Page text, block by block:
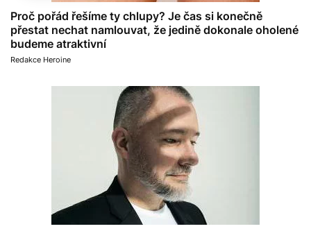
Proč pořád řešíme ty chlupy? Je čas si konečně
přestat nechat namlouvat, že jedině dokonale oholené
budeme atraktivní
Redakce Heroine